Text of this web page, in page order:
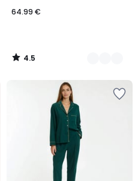
64.99 €
4.5
/